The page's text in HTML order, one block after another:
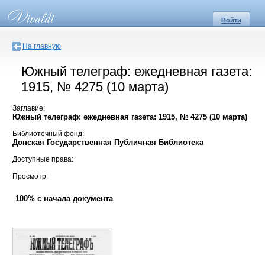
Войти
На главную
Южный телеграф: ежедневная газета:
1915, № 4275 (10 марта)
Заглавие:
Южный телеграф: ежедневная газета: 1915, № 4275 (10 марта)
Библиотечный фонд:
Донская Государственная Публичная Библиотека
Доступные права:
Просмотр:
100% с начала документа